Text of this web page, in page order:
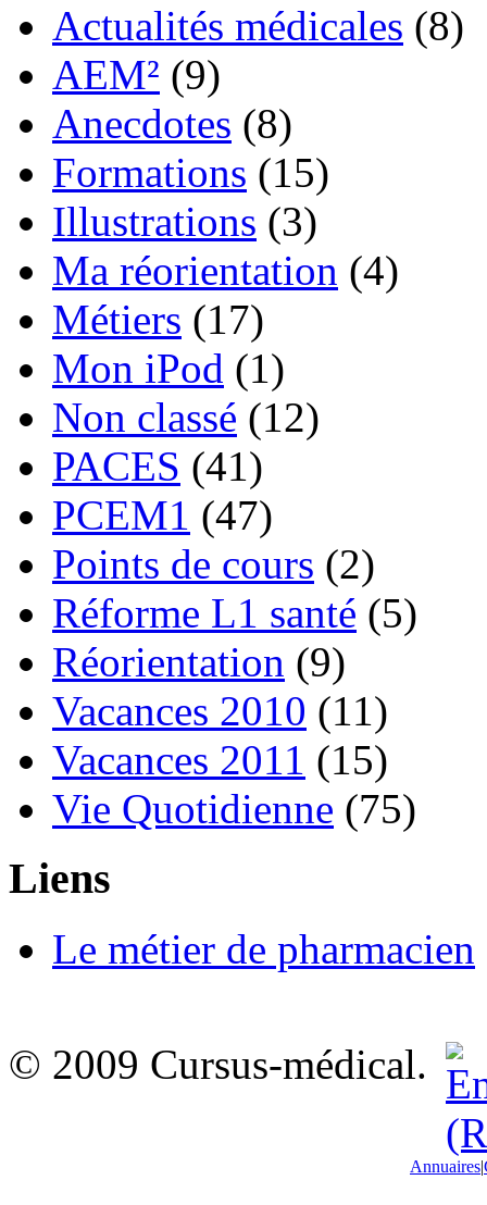
Actualités médicales (8)
AEM² (9)
Anecdotes (8)
Formations (15)
Illustrations (3)
Ma réorientation (4)
Métiers (17)
Mon iPod (1)
Non classé (12)
PACES (41)
PCEM1 (47)
Points de cours (2)
Réforme L1 santé (5)
Réorientation (9)
Vacances 2010 (11)
Vacances 2011 (15)
Vie Quotidienne (75)
Liens
Le métier de pharmacien
© 2009 Cursus-médical.
Annuaires|